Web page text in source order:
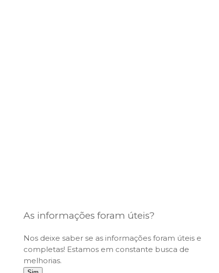
As informações foram úteis?
Nos deixe saber se as informações foram úteis e
completas! Estamos em constante busca de
melhorias.